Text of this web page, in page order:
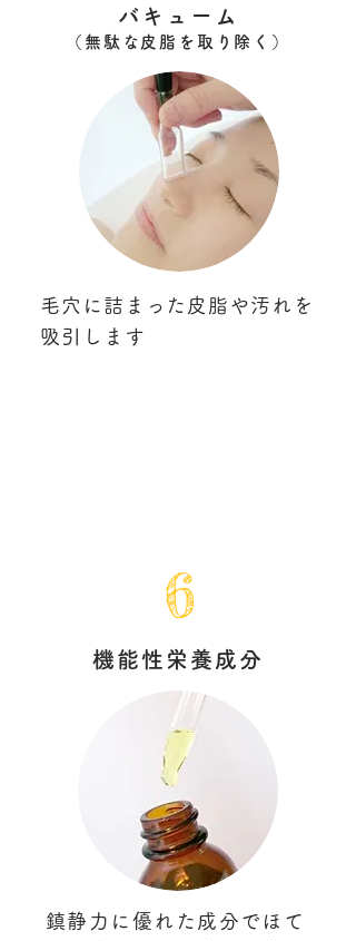
バキューム
（無駄な皮脂を取り除く）
毛穴に詰まった皮脂や汚れを
吸引します
6
機能性栄養成分
鎮静力に優れた成分でほて